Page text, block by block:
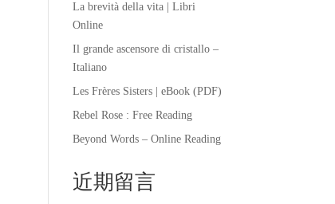
La brevità della vita | Libri
Online
Il grande ascensore di cristallo –
Italiano
Les Frères Sisters | eBook (PDF)
Rebel Rose : Free Reading
Beyond Words – Online Reading
近期留言